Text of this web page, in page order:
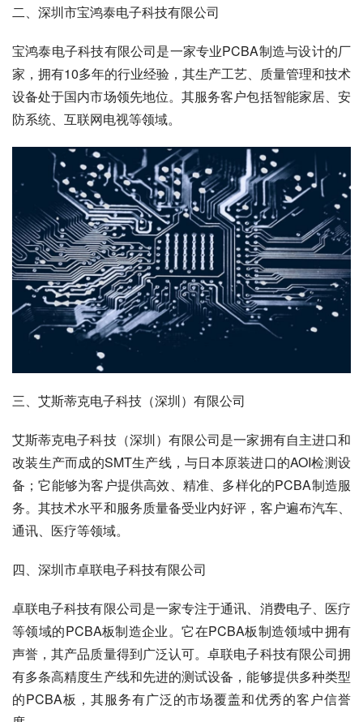
二、深圳市宝鸿泰电子科技有限公司
宝鸿泰电子科技有限公司是一家专业PCBA制造与设计的厂
家，拥有10多年的行业经验，其生产工艺、质量管理和技术
设备处于国内市场领先地位。其服务客户包括智能家居、安
防系统、互联网电视等领域。
三、艾斯蒂克电子科技（深圳）有限公司
艾斯蒂克电子科技（深圳）有限公司是一家拥有自主进口和
改装生产而成的SMT生产线，与日本原装进口的AOI检测设
备；它能够为客户提供高效、精准、多样化的PCBA制造服
务。其技术水平和服务质量备受业内好评，客户遍布汽车、
通讯、医疗等领域。
四、深圳市卓联电子科技有限公司
卓联电子科技有限公司是一家专注于通讯、消费电子、医疗
等领域的PCBA板制造企业。它在PCBA板制造领域中拥有
声誉，其产品质量得到广泛认可。卓联电子科技有限公司拥
有多条高精度生产线和先进的测试设备，能够提供多种类型
的PCBA板，其服务有广泛的市场覆盖和优秀的客户信誉